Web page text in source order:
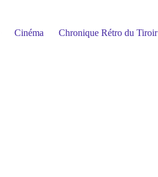
Cinéma Chronique Rétro du Tiroir